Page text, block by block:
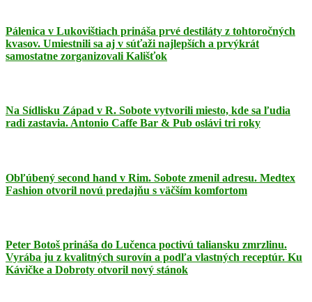
Pálenica v Lukovištiach prináša prvé destiláty z tohtoročných
kvasov. Umiestnili sa aj v súťaži najlepších a prvýkrát
samostatne zorganizovali Kališťok
Na Sídlisku Západ v R. Sobote vytvorili miesto, kde sa ľudia
radi zastavia. Antonio Caffe Bar & Pub oslávi tri roky
Obľúbený second hand v Rim. Sobote zmenil adresu. Medtex
Fashion otvoril novú predajňu s väčším komfortom
Peter Botoš prináša do Lučenca poctivú taliansku zmrzlinu.
Vyrába ju z kvalitných surovín a podľa vlastných receptúr. Ku
Kávičke a Dobroty otvoril nový stánok